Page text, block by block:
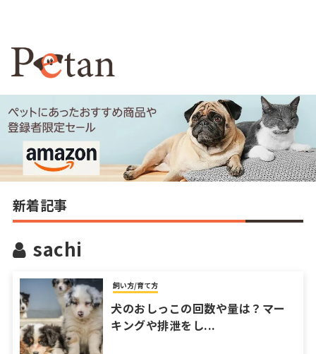
新着記事
sachi
飼い方/育て方
犬のおしっこの回数や量は？マー
キングや排泄をし...